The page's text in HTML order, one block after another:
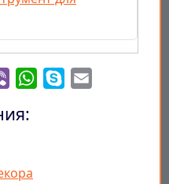
Viber WhatsApp
Skype